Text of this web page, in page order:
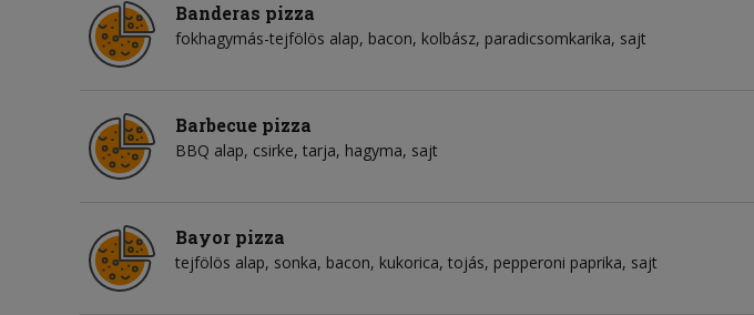
Banderas pizza
fokhagymás-tejfölös alap bacon kolbász paradicsomkarika sajt
Barbecue pizza
BBQ alap csirke tarja hagyma sajt
Bayor pizza
tejfölös alap sonka bacon kukorica tojás pepperoni paprika sajt